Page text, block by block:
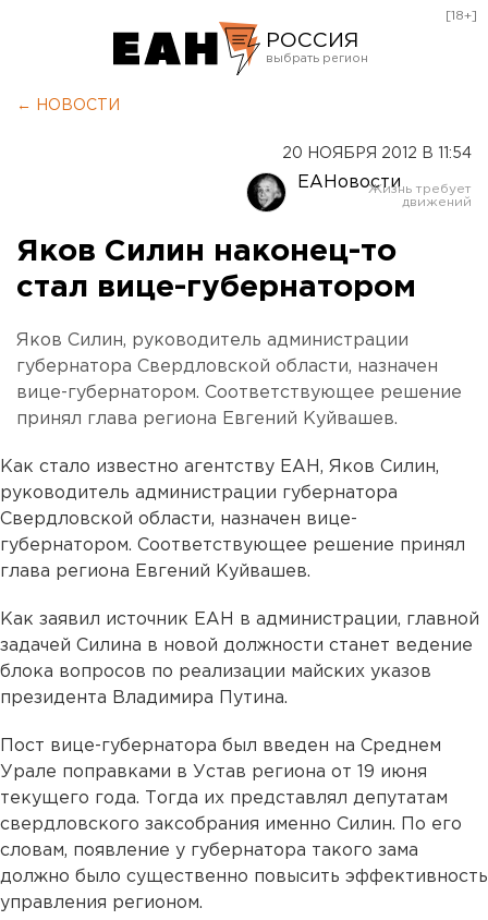
РОССИЯ
Оренбург
[18+]
← НОВОСТИ
20 НОЯБРЯ 2012 В 11:54
ЕАНовости
Яков Силин наконец-то
стал вице-губернатором
Яков Силин, руководитель администрации
губернатора Свердловской области, назначен
вице-губернатором. Соответствующее решение
принял глава региона Евгений Куйвашев.
Как стало известно агентству ЕАН, Яков Силин,
руководитель администрации губернатора
Свердловской области, назначен вице-
губернатором. Соответствующее решение принял
глава региона Евгений Куйвашев.
Как заявил источник ЕАН в администрации, главной
задачей Силина в новой должности станет ведение
блока вопросов по реализации майских указов
президента Владимира Путина.
Пост вице-губернатора был введен на Среднем
Урале поправками в Устав региона от 19 июня
текущего года. Тогда их представлял депутатам
свердловского заксобрания именно Силин. По его
словам, появление у губернатора такого зама
должно было существенно повысить эффективность
управления регионом.